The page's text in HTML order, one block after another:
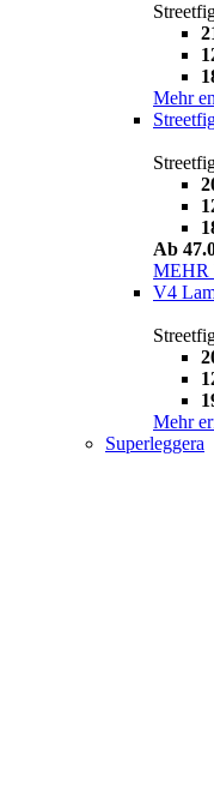
Mehr
Ab
MEHR
V4
Mehr
Superleggera